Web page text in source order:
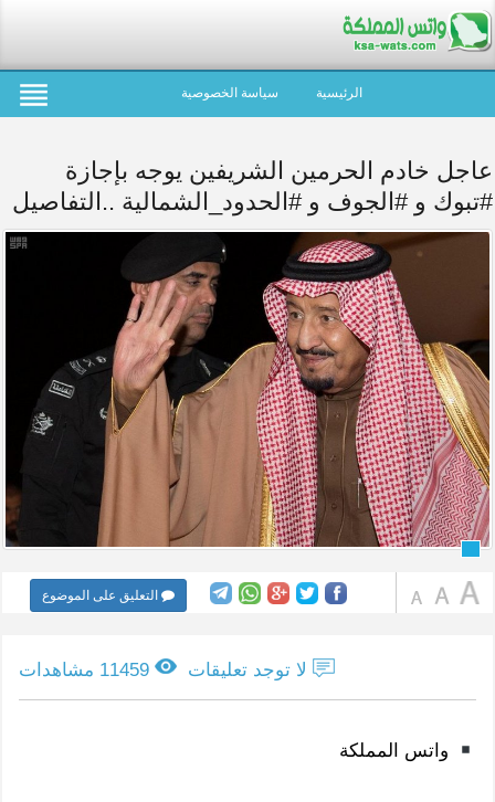
الرئيسية سياسة الخصوصية
عاجل خادم الحرمين الشريفين يوجه بإجازة
#تبوك و #الجوف و #الحدود_الشمالية ..التفاصيل
التعليق على الموضوع
لا توجد تعليقات 11459 مشاهدات
واتس المملكة